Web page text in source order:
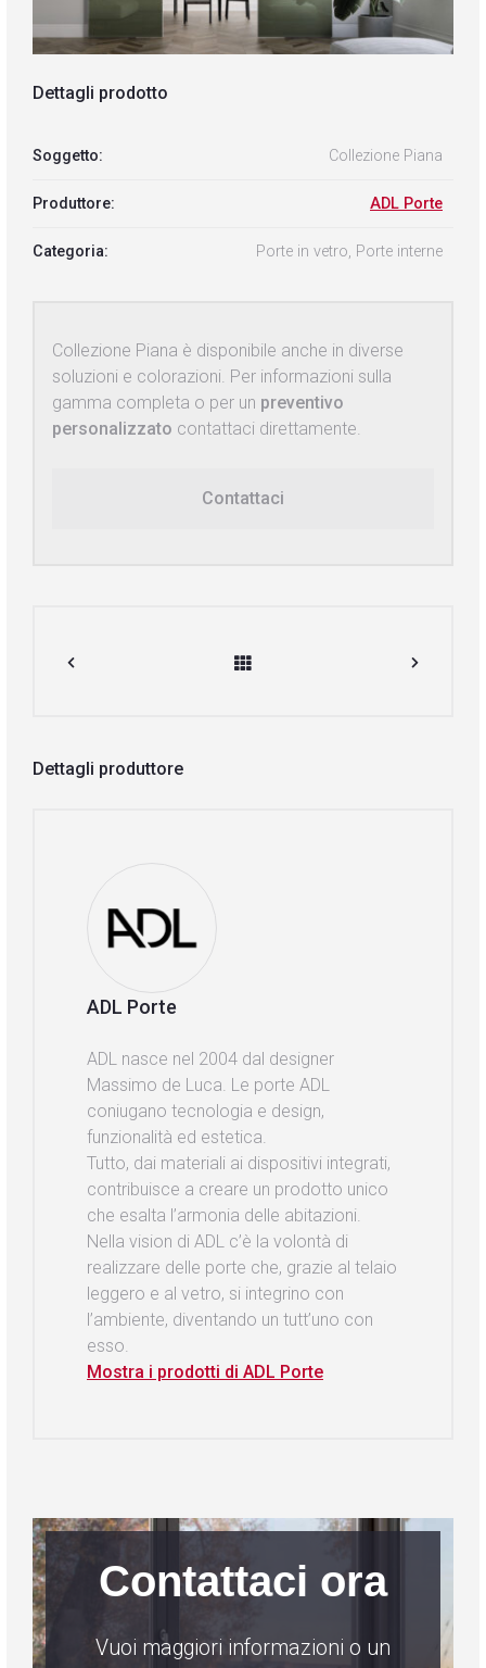
Dettagli prodotto
Soggetto: Collezione Piana
Produttore: ADL Porte
Categoria: Porte in vetro, Porte interne
Collezione Piana è disponibile anche in diverse
soluzioni e colorazioni. Per informazioni sulla
gamma completa o per un preventivo
personalizzato contattaci direttamente.
Contattaci
Dettagli produttore
ADL Porte
ADL nasce nel 2004 dal designer
Massimo de Luca. Le porte ADL
coniugano tecnologia e design,
funzionalità ed estetica.
Tutto, dai materiali ai dispositivi integrati,
contribuisce a creare un prodotto unico
che esalta l’armonia delle abitazioni.
Nella vision di ADL c’è la volontà di
realizzare delle porte che, grazie al telaio
leggero e al vetro, si integrino con
l’ambiente, diventando un tutt’uno con
esso.
Mostra i prodotti di ADL Porte
Contattaci ora
Vuoi maggiori informazioni o un